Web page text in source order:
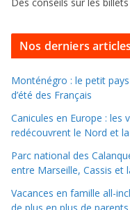
o
l
l
e
r
d
a
n
Nos derniers
Monténégro : le petit
d’été des Français
Canicules en Europe : les
redécouvrent le Nord et
Parc national des
entre Marseille, Cassis et
Vacances en famille all-